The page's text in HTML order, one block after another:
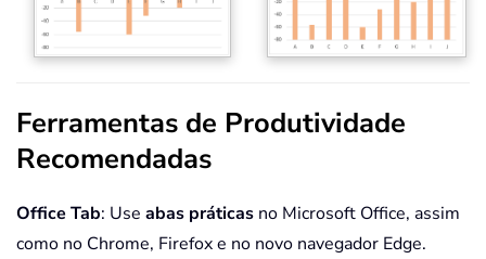
Ferramentas de Produtividade
Recomendadas
Office Tab: Use abas práticas no Microsoft Office, assim
como no Chrome, Firefox e no novo navegador Edge.